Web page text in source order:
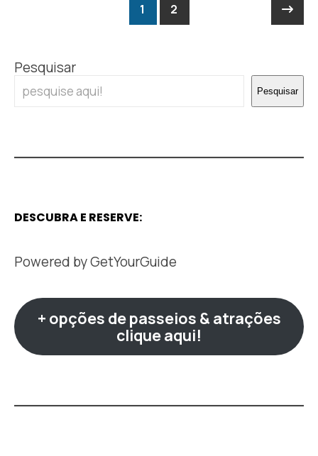
1 2
Pesquisar
Pesquisar
DESCUBRA E RESERVE:
Powered byGetYourGuide
+ opções de passeios & atrações
clique aqui!